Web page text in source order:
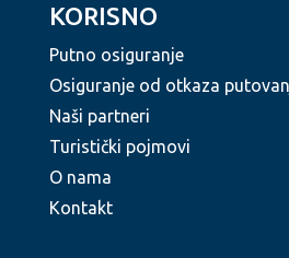
KORISNO
Putno osiguranje
Osiguranje od otkaza
Naši partneri
Turistički pojmovi
O nama
Kontakt